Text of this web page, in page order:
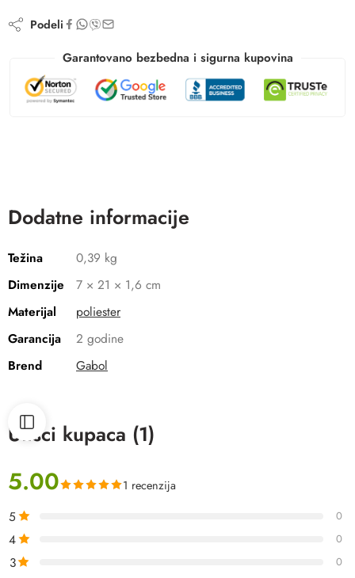
Podeli
Garantovano bezbedna i sigurna kupovina
Dodatne informacije
Težina
0,39 kg
Dimenzije
7 × 21 × 1,6 cm
Materijal
poliester
Garancija
2 godine
Brend
Gabol
Utisci kupaca (1)
5.00 1 recenzija
5 0
4 0
3 0